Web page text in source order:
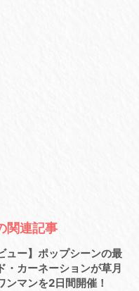
関連記事
ュー】ポップシーンの最
・カーネーションが草月
ンマンを2日間開催！